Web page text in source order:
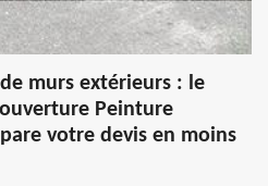
murs extérieurs : le
Peinture
votre devis en moins